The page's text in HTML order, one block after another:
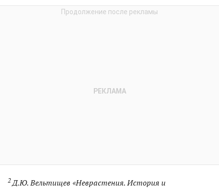
2 Д.Ю. Вельтищев «Неврастения. История и